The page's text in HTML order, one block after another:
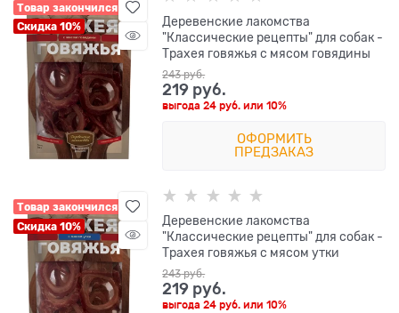
Товар закончился
Скидка 10%
Деревенские лакомства
"Классические рецепты" для собак -
Трахея говяжья с мясом говядины
243 руб.
219 руб.
выгода24 руб. или10%
ОФОРМИТЬ
ПРЕДЗАКАЗ
Товар закончился
Скидка 10%
Деревенские лакомства
"Классические рецепты" для собак -
Трахея говяжья с мясом утки
243 руб.
219 руб.
выгода24 руб. или10%